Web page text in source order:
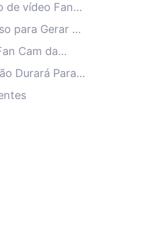
de vídeo Fan
para Gerar o
com IA no
Cam da
Explodindo
Durará Para